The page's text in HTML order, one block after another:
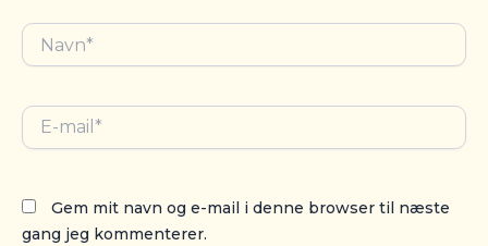
Navn*
E-
mail*
Gem mit navn og e-mail i denne browser til næste
gang jeg kommenterer.